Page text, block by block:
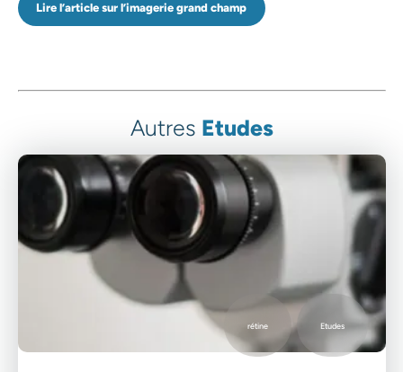
Lire l’article sur l’imagerie grand champ
Autres Etudes
Etudes
rétine